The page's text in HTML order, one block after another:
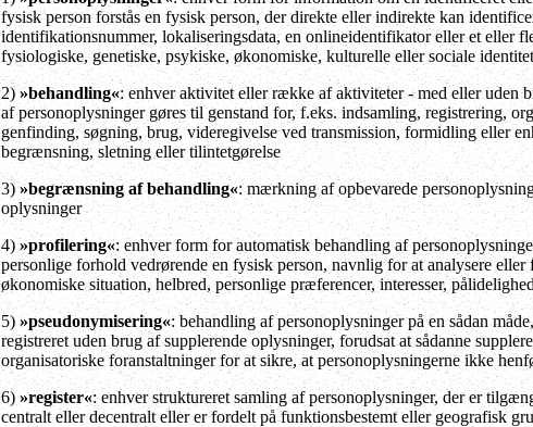
fysisk person forstås en fysisk person, der direkte eller indirekte kan
identifikationsnummer, lokaliseringsdata, en onlineidentifikator eller et eller
fysiologiske, genetiske, psykiske, økonomiske, kulturelle eller sociale identitet
2)»behandling«: enhver aktivitet eller række af aktiviteter - med eller uden
af personoplysninger gøres til genstand for, f.eks. indsamling, registrering,
genfinding, søgning, brug, videregivelse ved transmission, formidling eller
begrænsning, sletning eller tilintetgørelse
3)»begrænsning af behandling«: mærkning af opbevarede
oplysninger
4)»profilering«: enhver form for automatisk behandling af
personlige forhold vedrørende en fysisk person, navnlig for at analysere
økonomiske situation, helbred, personlige præferencer, interesser,
5)»pseudonymisering«: behandling af personoplysninger på en sådan
registreret uden brug af supplerende oplysninger, forudsat at sådanne
organisatoriske foranstaltninger for at sikre, at personoplysningerne ikke
6)»register«: enhver struktureret samling af personoplysninger, der er
centralt eller decentralt eller er fordelt på funktionsbestemt eller geografisk